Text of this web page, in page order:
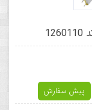
پیش سفارش